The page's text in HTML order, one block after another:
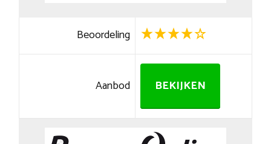
Beoordeling
Aanbod BEKIJKEN